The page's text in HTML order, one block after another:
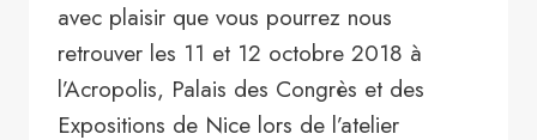
avec plaisir que vous pourrez nous
retrouver les 11 et 12 octobre 2018 à
l’Acropolis, Palais des Congrès et des
Expositions de Nice lors de l’atelier